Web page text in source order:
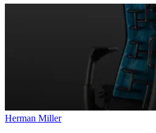
Herman Miller